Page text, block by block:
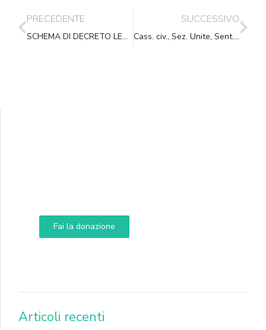
PRECEDENTE
SCHEMA DI DECRETO LEGISLATIVO DI ATTUAZIONE DELLA DIRETTIVA (UE) 2019/770
SUCCESSIVO
Cass. civ., Sez. Unite, Sent., (data ud. 06/07/2021) 05/11/2021, n. 32198
Fai la donazione
DONA
Articoli recenti